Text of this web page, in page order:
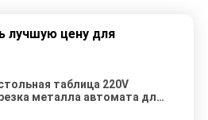
лучшую цену для
таблица 220V
металла автомата для